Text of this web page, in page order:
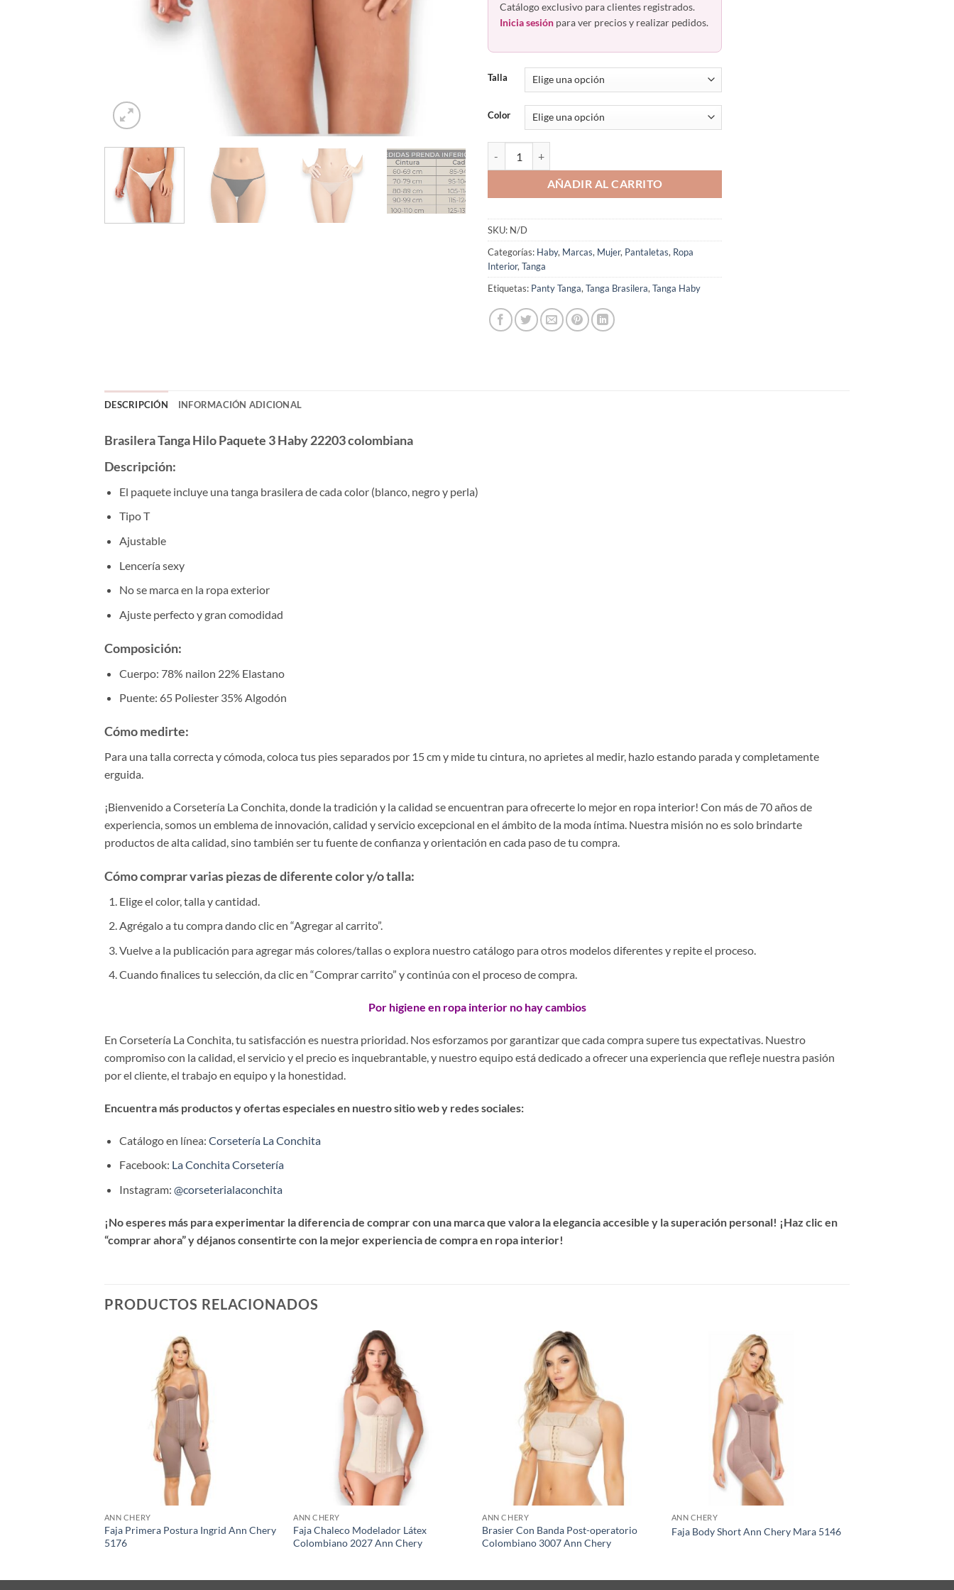
Catálogo exclusivo para clientes registrados.
Inicia sesión para ver precios y realizar pedidos.
Talla
Color
AÑADIR AL CARRITO
SKU: N/D
Categorías: Haby, Marcas, Mujer, Pantaletas, Ropa
Interior, Tanga
Etiquetas: Panty Tanga, Tanga Brasilera, Tanga Haby
DESCRIPCIÓN INFORMACIÓN ADICIONAL
Brasilera Tanga Hilo Paquete 3 Haby 22203 colombiana
Descripción:
El paquete incluye una tanga brasilera de cada color (blanco, negro y perla)
Tipo T
Ajustable
Lencería sexy
No se marca en la ropa exterior
Ajuste perfecto y gran comodidad
Composición:
Cuerpo: 78% nailon 22% Elastano
Puente: 65 Poliester 35% Algodón
Cómo medirte:
Para una talla correcta y cómoda, coloca tus pies separados por 15 cm y mide tu cintura, no aprietes al medir, hazlo estando parada y completamente
erguida.
¡Bienvenido a Corsetería La Conchita, donde la tradición y la calidad se encuentran para ofrecerte lo mejor en ropa interior! Con más de 70 años de
experiencia, somos un emblema de innovación, calidad y servicio excepcional en el ámbito de la moda íntima. Nuestra misión no es solo brindarte
productos de alta calidad, sino también ser tu fuente de confianza y orientación en cada paso de tu compra.
Cómo comprar varias piezas de diferente color y/o talla:
Elige el color, talla y cantidad.
Agrégalo a tu compra dando clic en “Agregar al carrito”.
Vuelve a la publicación para agregar más colores/tallas o explora nuestro catálogo para otros modelos diferentes y repite el proceso.
Cuando finalices tu selección, da clic en “Comprar carrito” y continúa con el proceso de compra.
Por higiene en ropa interior no hay cambios
En Corsetería La Conchita, tu satisfacción es nuestra prioridad. Nos esforzamos por garantizar que cada compra supere tus expectativas. Nuestro
compromiso con la calidad, el servicio y el precio es inquebrantable, y nuestro equipo está dedicado a ofrecer una experiencia que refleje nuestra pasión
por el cliente, el trabajo en equipo y la honestidad.
Encuentra más productos y ofertas especiales en nuestro sitio web y redes sociales:
Catálogo en línea: Corsetería La Conchita
Facebook: La Conchita Corsetería
Instagram: @corseterialaconchita
¡No esperes más para experimentar la diferencia de comprar con una marca que valora la elegancia accesible y la superación personal! ¡Haz clic en
“comprar ahora” y déjanos consentirte con la mejor experiencia de compra en ropa interior!
PRODUCTOS RELACIONADOS
ANN CHERY
Faja Primera Postura Ingrid Ann Chery
5176
ANN CHERY
Faja Chaleco Modelador Látex
Colombiano 2027 Ann Chery
ANN CHERY
Brasier Con Banda Post-operatorio
Colombiano 3007 Ann Chery
ANN CHERY
Faja Body Short Ann Chery Mara 5146